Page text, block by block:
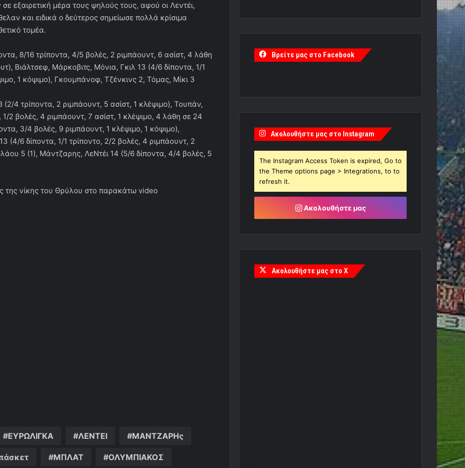
εξαιρετική μέρα τους ψηλούς τους, αφού οι Λεντέι,
και ειδικά ο δεύτερος σημείωσε πολλά κρίσιμα
τομέα.
8/16 τρίποντα, 4/5 βολές, 2 ριμπάουντ, 6 ασίστ, 4 λάθη
Βιάλτσεφ, Μάρκοβιτς, Μόνια, Γκιλ 13 (4/6 δίποντα, 1/1
1 κόψιμο), Γκουμπάνοφ, Τζένκινς 2, Τόμας, Μίκι 3
4 τρίποντα, 2 ριμπάουντ, 5 ασίστ, 1 κλέψιμο), Τουπάν,
2 βολές, 4 ριμπάουντ, 7 ασίστ, 1 κλέψιμο, 4 λάθη σε 24
3/4 βολές, 9 ριμπάουντ, 1 κλέψιμο, 1 κόψιμο),
(4/6 δίποντα, 1/1 τρίποντο, 2/2 βολές, 4 ριμπάουντ, 2
5 (1), Μάντζαρης, ΛεΝτέι 14 (5/6 δίποντα, 4/4 βολές, 5
της νίκης του Θρύλου στο παρακάτω video
ΕΥΡΩΛΙΓΚΑ ΛΕΝΤΕΙ ΜΑΝΤΖΑΡΗς
ΜΠΛΑΤ ΟΛΥΜΠΙΑΚΟΣ
Βρείτε μας στο Facebook
Ακολουθήστε μας στο Instagram
The Instagram Access Token is expired, Go to
the Theme options page > Integrations, to to
refresh it.
Ακολουθήστε μας
Ακολουθήστε μας στο X